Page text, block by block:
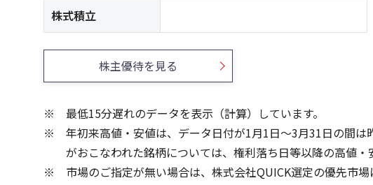
株式積立
株主優待を見る
最低15分遅れのデータを表示（計算）しています。
年初来高値・安値は、データ日付が1月1日～3月31日の間
がおこなわれた銘柄については、権利落ち日等以降の高値・
市場のご指定が無い場合は、株式会社QUICK選定の優先市場